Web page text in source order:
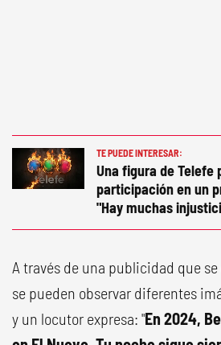
TE PUEDE INTERESAR:
Una figura de Telefe
participación en un
"Hay muchas
A través de una publicidad que
se pueden observar diferentes
y un locutor expresa: "En 2024,